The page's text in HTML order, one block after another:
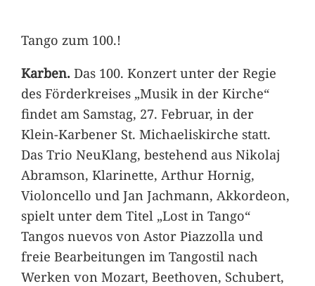
Tango zum 100.!
Karben.Das 100. Konzert unter der Regie
des Förderkreises „Musik in der Kirche“
findet am Samstag, 27. Februar, in der
Klein-Karbener St. Michaeliskirche statt.
Das Trio NeuKlang, bestehend aus Nikolaj
Abramson, Klarinette, Arthur Hornig,
Violoncello und Jan Jachmann, Akkordeon,
spielt unter dem Titel „Lost in Tango“
Tangos nuevos von Astor Piazzolla und
freie Bearbeitungen im Tangostil nach
Werken von Mozart, Beethoven, Schubert,